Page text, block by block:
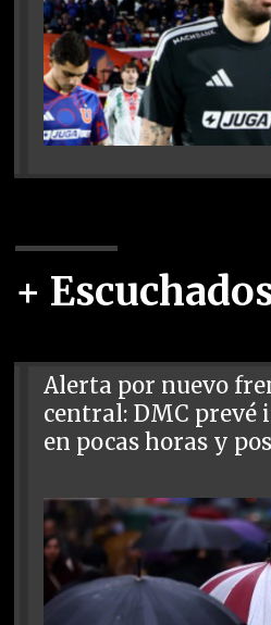
+
Alerta por nuevo
central: DMC prevé
en pocas horas y